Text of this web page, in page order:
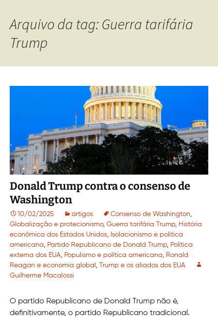
Arquivo da tag: Guerra tarifária
Trump
Donald Trump contra o consenso de
Washington
10/02/2025 artigos Consenso de Washington,
Globalização e protecionismo, Guerra tarifária Trump, História
econômica dos Estados Unidos, Isolacionismo e política
americana, Partido Republicano de Donald Trump, Política
externa dos EUA, Populismo e política americana, Ronald
Reagan e economia global ,
Trump e os aliados dos EUA
Guilherme Macalossi
O partido Republicano de Donald Trump não é,
definitivamente, o partido Republicano tradicional.